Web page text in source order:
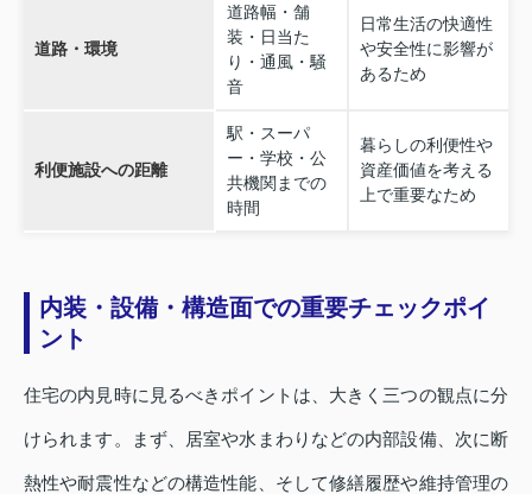
道路・環境
道路幅・舗
装・日当た
り・通風・騒
音
日常生活の快適性
や安全性に影響が
あるため
利便施設への距離
駅・スーパ
ー・学校・公
共機関までの
時間
暮らしの利便性や
資産価値を考える
上で重要なため
内装・設備・構造面での重要チェックポイ
ント
住宅の内見時に見るべきポイントは、大きく三つの観点に分
けられます。まず、居室や水まわりなどの内部設備、次に断
熱性や耐震性などの構造性能、そして修繕履歴や維持管理の